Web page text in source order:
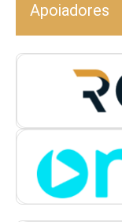
Apoiadores